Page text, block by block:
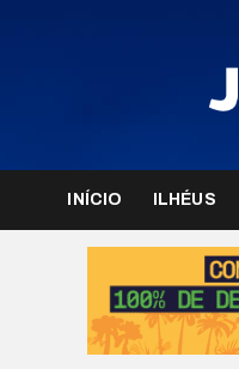
INÍCIO ILHÉUS